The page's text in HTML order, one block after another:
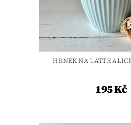
HRNEK NA LATTE
195 Kč